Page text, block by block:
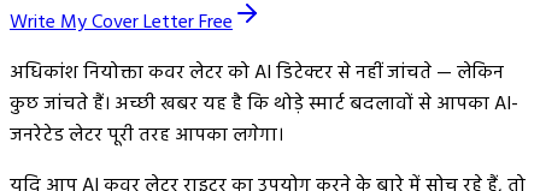
Write My Cover Letter Free
अधिकांश नियोक्ता कवर लेटर को AI डिटेक्टर से नहीं जांचते — लेकिन
कुछ जांचते हैं। अच्छी खबर यह है कि थोड़े स्मार्ट बदलावों से आपका AI-
जनरेटेड लेटर पूरी तरह आपका लगेगा।